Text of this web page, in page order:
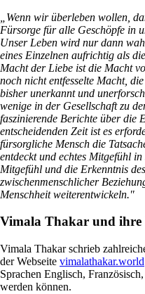
„Wenn wir überleben wollen,
Fürsorge für alle Geschöpfe in
Unser Leben wird nur dann
eines Einzelnen aufrichtig als
Macht der Liebe ist die Macht
noch nicht entfesselte Macht,
bisher unerkannt und
wenige in der Gesellschaft zu
faszinierende Berichte über die
entscheidenden Zeit ist es
fürsorgliche Mensch die
entdeckt und echtes Mitgefühl
Mitgefühl und die Erkenntnis
zwischenmenschlicher
Menschheit weiterentwickeln."
Vimala Thakar und ihre
Vimala Thakar schrieb
der Webseite vimalathakar.world
Sprachen Englisch,
werden können.